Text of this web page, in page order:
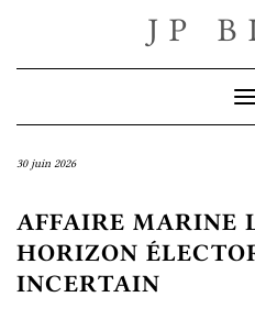
JP
30 juin 2026
AFFAIRE MARINE
HORIZON
INCERTAIN